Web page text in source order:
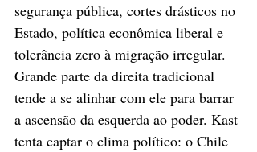
segurança pública, cortes drásticos no
Estado, política econômica liberal e
tolerância zero à migração irregular.
Grande parte da direita tradicional
tende a se alinhar com ele para barrar
a ascensão da esquerda ao poder. Kast
tenta captar o clima político: o Chile